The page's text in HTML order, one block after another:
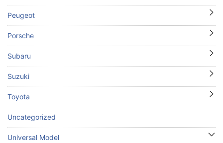
Peugeot
Porsche
Subaru
Suzuki
Toyota
Uncategorized
Universal Model